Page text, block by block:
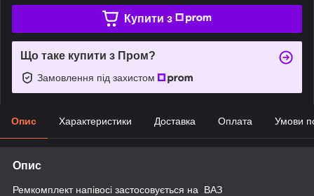
Купити з
Що таке купити з Пром?
Замовлення під захистом
Опис Характеристики Доставка Оплата Умови
Опис
Ремкомплект напівосі застосовується на ВАЗ